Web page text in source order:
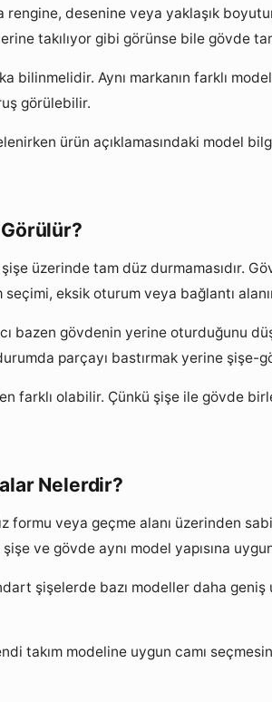
rengine, desenine veya yaklaşık
takılıyor gibi görünse bile gövde
Aynı markanın farklı
görülebilir.
ürün açıklamasındaki model
üzerinde tam düz durmamasıdır.
eksik oturum veya bağlantı
bazen gövdenin yerine oturduğunu
parçayı bastırmak yerine şişe-
farklı olabilir. Çünkü şişe ile gövde
Nelerdir?
formu veya geçme alanı üzerinden
ve gövde aynı model yapısına uygun
şişelerde bazı modeller daha geniş
takım modeline uygun camı